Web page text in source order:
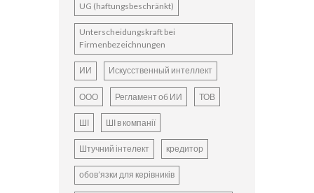
UG (haftungsbeschränkt)
Unterscheidungskraft bei
Firmenbezeichnungen
ИИ Искусственный интеллект
ООО Регламент об ИИ ТОВ
ШІ ШІ в компанії
Штучний інтелект кредитор
обов’язки для керівників